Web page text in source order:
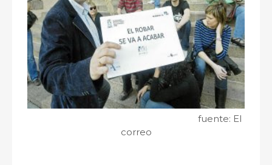
fuente: El
correo